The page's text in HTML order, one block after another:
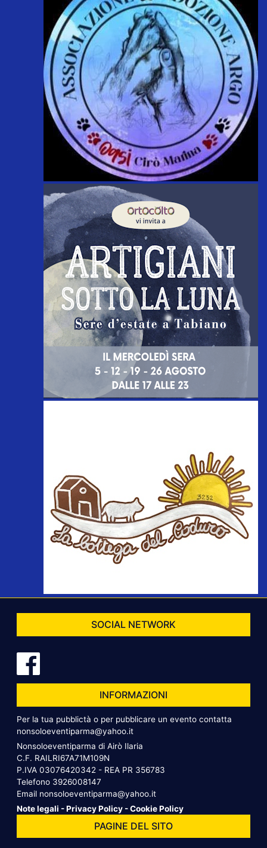
SOCIAL NETWORK
INFORMAZIONI
Per la tua pubblictà o per pubblicare un evento contatta
nonsoloeventiparma@yahoo.it
Nonsoloeventiparma di Airò Ilaria
C.F. RAILRI67A71M109N
P.IVA 03076420342 - REA PR 356783
Telefono 3926008147
Email nonsoloeventiparma@yahoo.it
Note legali -Privacy Policy -Cookie Policy
PAGINE DEL SITO